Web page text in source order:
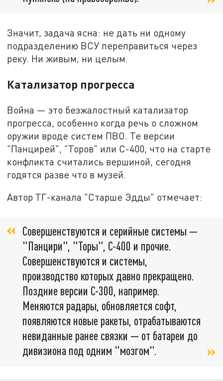
Значит, задача ясна: не дать ни одному
подразделению ВСУ переправиться через
реку. Ни живым, ни целым.
Катализатор прогресса
Война — это безжалостный катализатор
прогресса, особенно когда речь о сложном
оружии вроде систем ПВО. Те версии
"Панцирей", "Торов" или С-400, что на старте
конфликта считались вершиной, сегодня
годятся разве что в музей.
Автор ТГ-канала "Старше Эдды" отмечает:
Совершенствуются и серийные системы —
"Панцири", "Торы", С-400 и прочие.
Совершенствуются и системы,
производство которых давно прекращено.
Поздние версии С-300, например.
Меняются радары, обновляется софт,
появляются новые ракеты, отрабатываются
невиданные ранее связки — от батареи до
дивизиона под одним "мозгом".